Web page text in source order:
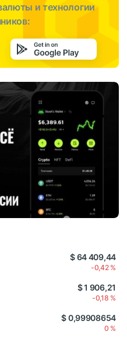
и технологии
$ 64 409,44
-0,42 %
$ 1 906,21
-0,18 %
$ 0,99908654
0 %